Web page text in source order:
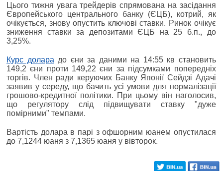
Цього тижня увага трейдерів спрямована на засідання
Європейського центрального банку (ЄЦБ), котрий, як
очікується, знову опустить ключові ставки. Ринок очікує
зниження ставки за депозитами ЄЦБ на 25 б.п., до
3,25%.
Курс долара до єни за даними на 14:55 кв становить
149,2 єни проти 149,22 єни за підсумками попередніх
торгів. Член ради керуючих Банку Японії Сейдзі Адачі
заявив у середу, що бачить усі умови для нормалізації
грошово-кредитної політики. При цьому він наголосив,
що регулятору слід підвищувати ставку "дуже
помірними" темпами.
Вартість долара в парі з офшорним юанем опустилася
до 7,1244 юаня з 7,1365 юаня у вівторок.